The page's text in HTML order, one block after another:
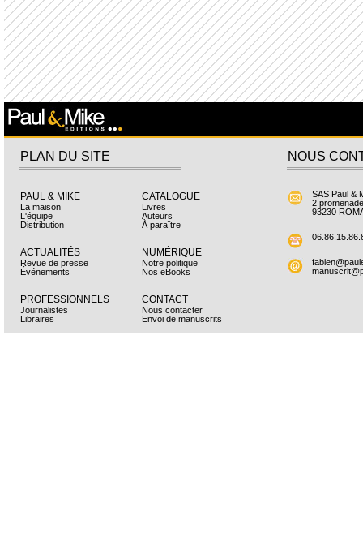
PLAN DU SITE
PAUL & MIKE
La maison
L'équipe
Distribution
ACTUALITÉS
Revue de presse
Événements
PROFESSIONNELS
Journalistes
Libraires
CATALOGUE
Livres
Auteurs
À paraître
NUMÉRIQUE
Notre politique
Nos eBooks
CONTACT
Nous contacter
Envoi de manuscrits
NOUS
SAS Paul &
2
93230